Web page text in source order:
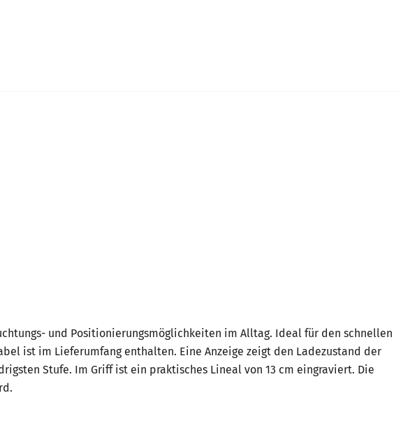
und Positionierungsmöglichkeiten im Alltag. Ideal für den schnellen
ist im Lieferumfang enthalten. Eine Anzeige zeigt den Ladezustand der
Stufe. Im Griff ist ein praktisches Lineal von 13 cm eingraviert. Die